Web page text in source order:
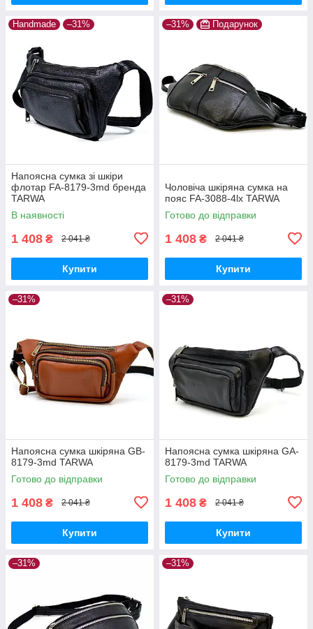
Handmade –31%
Напоясна сумка зі шкіри
флотар FA-8179-3md бренда
TARWA
В наявності
1 408 ₴ 2 041 ₴
Купити
–31% Подарунок
Чоловіча шкіряна сумка на
пояс FA-3088-4lx TARWA
Готово до відправки
1 408 ₴ 2 041 ₴
Купити
–31%
Напоясна сумка шкіряна GB-
8179-3md TARWA
Готово до відправки
1 408 ₴ 2 041 ₴
Купити
–31%
Напоясна сумка шкіряна GA-
8179-3md TARWA
Готово до відправки
1 408 ₴ 2 041 ₴
Купити
–31% –31%